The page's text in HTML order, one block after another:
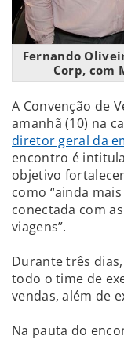
Fernando
Corp, com
A Convenção de
amanhã (10) na
diretor geral da
encontro é
objetivo
como “ainda
conectada com
viagens”.
Durante três
todo o time de
vendas, além de
Na pauta do